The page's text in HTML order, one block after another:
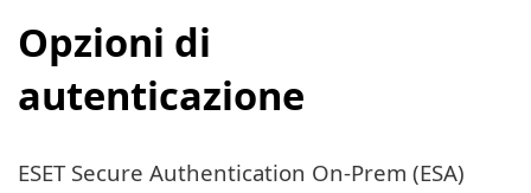
Opzioni di
autenticazione
ESET Secure Authentication On-Prem (ESA)